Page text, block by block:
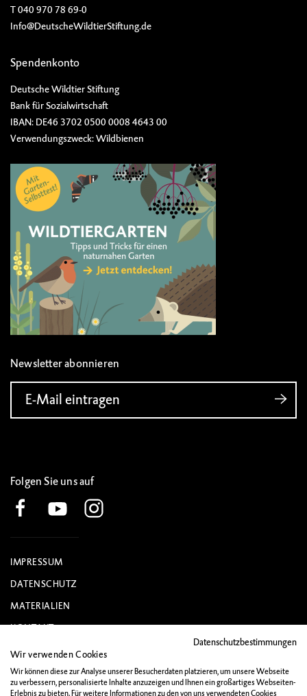
T 040 970 78 69-0
Info@DeutscheWildtierStiftung.de
Spendenkonto
Deutsche Wildtier Stiftung
Bank für Sozialwirtschaft
IBAN: DE46 3702 0500 0008 4643 00
Verwendungszweck: Wildbienen
Newsletter abonnieren
E-Mail eintragen
Folgen Sie uns auf
IMPRESSUM
DATENSCHUTZ
MATERIALIEN
KONTAKT
Datenschutzbestimmungen
Wir verwenden Cookies
Wir können diese zur Analyse unserer Besucherdaten platzieren, um unsere Webseite
zu verbessern, personalisierte Inhalte anzuzeigen und Ihnen ein großartiges Webseiten-
Erlebnis zu bieten. Für weitere Informationen zu den von uns verwendeten Cookies